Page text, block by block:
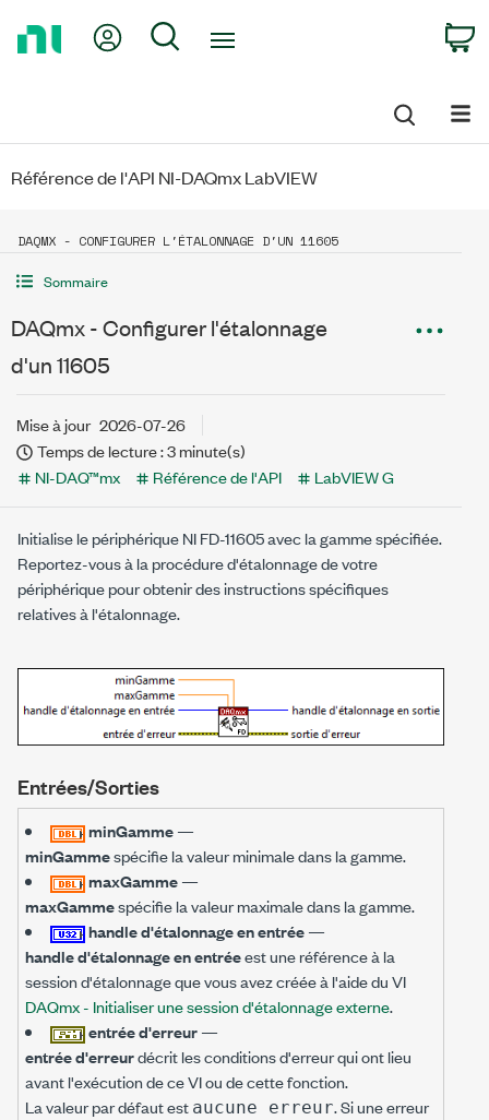
My Account
Search
Référence de l'API NI-DAQmx LabVIEW
DAQMX - CONFIGURER L'ÉTALONNAGE D'UN 11605
Sommaire
DAQmx - Configurer l'étalonnage
d'un 11605
Mise à jour 2026-07-26
Temps de lecture : 3 minute(s)
NI-DAQ™mx
Référence de l'API LabVIEW G
Initialise le périphérique NI FD-11605 avec la gamme spécifiée.
Reportez-vous à la procédure d'étalonnage de votre
périphérique pour obtenir des instructions spécifiques
relatives à l'étalonnage.
Entrées/Sorties
minGamme—
minGammespécifie la valeur minimale dans la gamme.
maxGamme—
maxGammespécifie la valeur maximale dans la gamme.
handle d'étalonnage en entrée—
handle d'étalonnage en entréeest une référence à la
session d'étalonnage que vous avez créée à l'aide du VI
DAQmx - Initialiser une session d'étalonnage externe.
entrée d'erreur—
entrée d'erreurdécrit les conditions d'erreur qui ont lieu
avant l'exécution de ce VI ou de cette fonction.
La valeur par défaut est aucune erreur. Si une erreur